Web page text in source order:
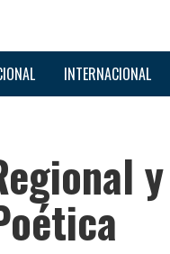
INTERNACIONAL